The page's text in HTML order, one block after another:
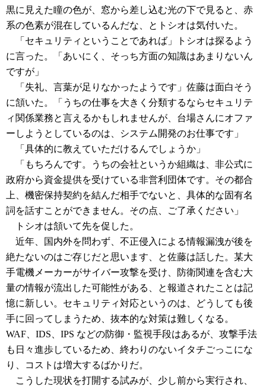
黒に見えた瞳の色が、窓から差し込む光の下で見ると、赤
系の色素が混在しているんだな、とトシオは気付いた。
「セキュリティということであれば」トシオは探るよう
に言った。「あいにく、そっち方面の知識はあまりないん
ですが」
「失礼、言葉が足りなかったようです」佐藤は面白そう
に頷いた。「うちの仕事を大きく分類するならセキュリテ
ィ関係業務と言えるかもしれませんが、台場さんにオファ
ーしようとしているのは、システム開発のお仕事です」
「具体的に教えていただけるんでしょうか」
「もちろんです。うちの会社というか組織は、非公式に
政府から資金提供を受けている非営利団体です。その都合
上、機密保持契約を結んだ相手でないと、具体的な固有名
詞を話すことができません。その点、ご了承ください」
トシオは頷いて先を促した。
近年、国内外を問わず、不正侵入による情報漏洩が後を
絶たないのはご存じだと思います、と佐藤は話した。某大
手電機メーカーがサイバー攻撃を受け、防衛関連を含む大
量の情報が流出した可能性がある、と報道されたことは記
憶に新しい。セキュリティ対応というのは、どうしても後
手に回ってしまうため、抜本的な対策は難しくなる。
WAF、IDS、IPS などの防御・監視手段はあるが、攻撃手法
も日々進歩しているため、終わりのないイタチごっこにな
り、コストは増大するばかりだ。
こうした現状を打開する試みが、少し前から実行され、